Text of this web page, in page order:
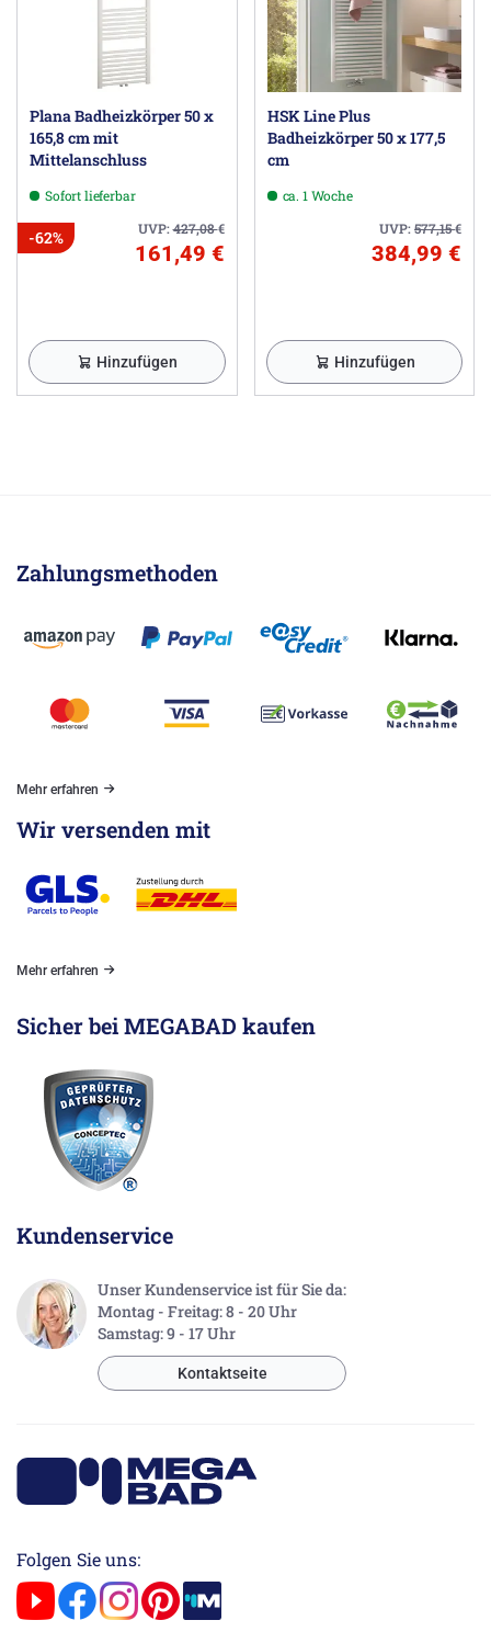
Plana Badheizkörper 50 x
165,8 cm mit
Mittelanschluss
Sofort lieferbar
UVP:427,08€
-62%
161,49 €
Hinzufügen
HSK Line Plus
Badheizkörper 50 x 177,5
cm
ca. 1 Woche
UVP:577,15€
384,99 €
Hinzufügen
Zahlungsmethoden
Mehr erfahren
Wir versenden mit
Mehr erfahren
Sicher bei MEGABAD kaufen
Kundenservice
Unser Kundenservice ist für Sie da:
Montag - Freitag: 8 - 20 Uhr
Samstag: 9 - 17 Uhr
Kontaktseite
Folgen Sie uns: